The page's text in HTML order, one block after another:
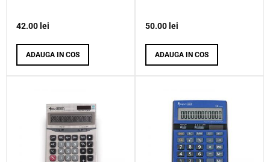
42.00 lei
ADAUGA IN COS
50.00 lei
ADAUGA IN COS